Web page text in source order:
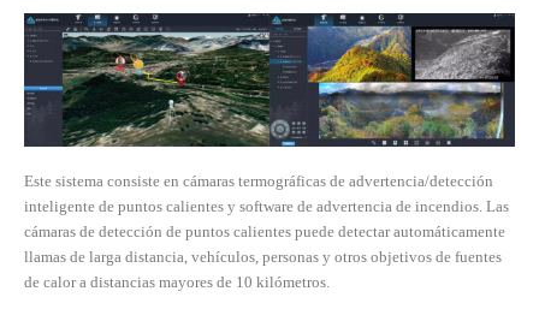
Este sistema consiste en cámaras termográficas de advertencia/detección
inteligente de puntos calientes y software de advertencia de incendios. Las
cámaras de detección de puntos calientes puede detectar automáticamente
llamas de larga distancia, vehículos, personas y otros objetivos de fuentes
de calor a distancias mayores de 10 kilómetros.